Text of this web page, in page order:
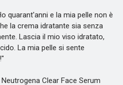
quarant'anni e la mia pelle non è
la crema idratante sia senza
Lascia il mio viso idratato,
La mia pelle si sente
Clear Face Serum